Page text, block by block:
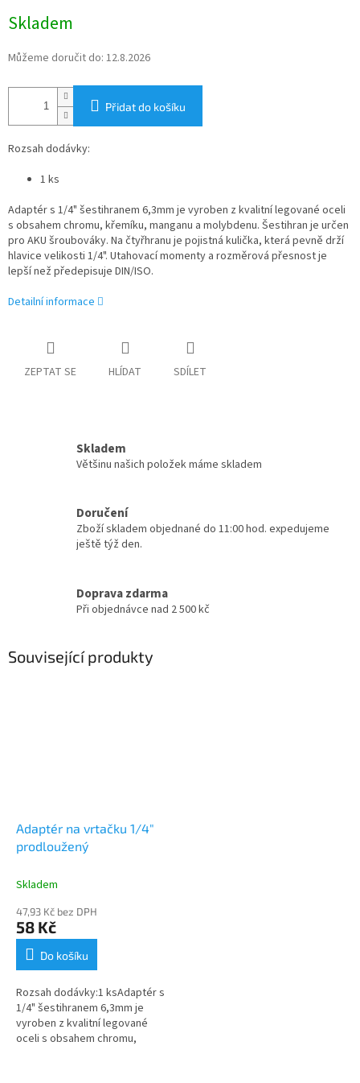
cena:
Skladem
Můžeme doručit do: 12.8.2026
Přidat do košíku
Rozsah dodávky:
1 ks
Adaptér s 1/4" šestihranem 6,3mm je vyroben z kvalitní legované oceli
s obsahem chromu, křemíku, manganu a molybdenu. Šestihran je určen
pro AKU šroubováky. Na čtyřhranu je pojistná kulička, která pevně drží
hlavice velikosti 1/4". Utahovací momenty a rozměrová přesnost je
lepší než předepisuje DIN/ISO.
Detailní informace
ZEPTAT SE HLÍDAT SDÍLET
Skladem
Většinu našich položek máme skladem
Doručení
Zboží skladem objednané do 11:00 hod. expedujeme
ještě týž den.
Doprava zdarma
Při objednávce nad 2 500 kč
Související produkty
Adaptér na vrtačku 1/4"
prodloužený
Skladem
47,93 Kč bez DPH
58 Kč
Do košíku
Rozsah dodávky:1 ksAdaptér s
1/4" šestihranem 6,3mm je
vyroben z kvalitní legované
oceli s obsahem chromu,